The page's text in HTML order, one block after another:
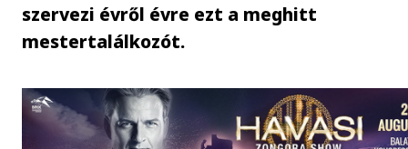
szervezi évről évre ezt a meghitt
mestertalálkozót.